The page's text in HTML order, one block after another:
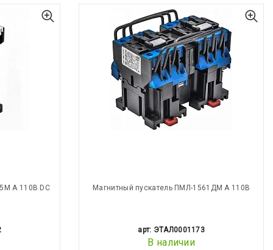
А 110В DC Магнитный пускатель ПМЛ-1561ДМ А 110В
арт: ЭТАЛ0001173
В наличии